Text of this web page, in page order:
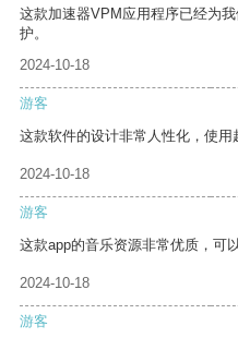
这款加速器VPM应用程序已经为
护。
2024-10-18
游客
这款软件的设计非常人性化，使用
2024-10-18
游客
这款app的音乐资源非常优质，可
2024-10-18
游客